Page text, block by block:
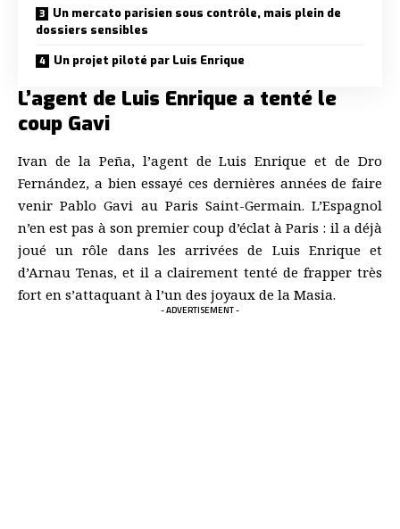
Un mercato parisien sous contrôle, mais plein de
dossiers sensibles
Un projet piloté par Luis Enrique
L’agent de Luis Enrique a tenté le
coup Gavi
Ivan de la Peña, l’agent de Luis Enrique et de Dro
Fernández, a bien essayé ces dernières années de faire
venir Pablo Gavi au Paris Saint-Germain. L’Espagnol
n’en est pas à son premier coup d’éclat à Paris : il a déjà
joué un rôle dans les arrivées de Luis Enrique et
d’Arnau Tenas, et il a clairement tenté de frapper très
fort en s’attaquant à l’un des joyaux de la Masia.
- ADVERTISEMENT -